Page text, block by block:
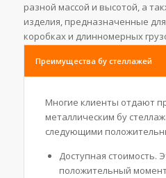
разной массой и высотой, а
изделия, предназначенные
коробках и длинномерных
Преимущества бу стеллажей
Многие клиенты отдают
металлическим бу
следующими
Доступная стоимость.
положительный